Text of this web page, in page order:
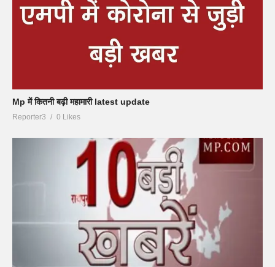
Mp में कितनी बढ़ी महामारी latest update
Reporter3 0 Likes